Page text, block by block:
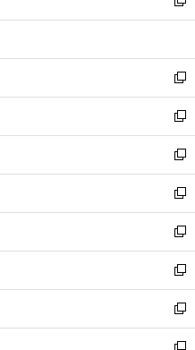
開
ウ
開
く
ン
ウ
で
開
く
い
ウ
ン
ド
ウ
で
開
く
新
し
ウ
ィ
ン
ド
ウ
で
開
く
新
し
い
ウ
ィ
ン
ド
ウ
で
開
く
新
し
い
ウ
ィ
ン
ド
ウ
で
開
く
新
し
い
ウ
ィ
ン
ド
ウ
で
開
く
新
し
い
ウ
ィ
ン
ド
ウ
新
し
い
ウ
ィ
ン
新
し
い
ウ
新
し